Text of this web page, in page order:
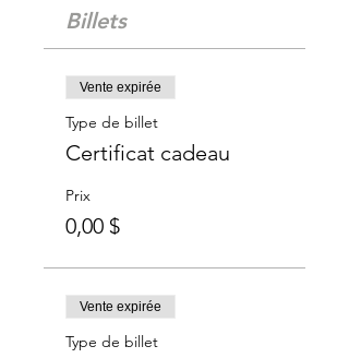
l’activité et vous guidera dans
Tout le matériel est inclus.
Nous vous conseillions de
porter un tablier ou des
vêtements pouvant être tachés.
Billets
Vente expirée
Type de billet
Certificat cadeau
Prix
0,00 $
Vente expirée
Type de billet